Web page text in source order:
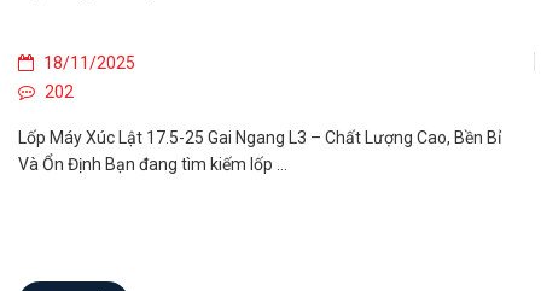
18/11/2025
202
Lốp Máy Xúc Lật 17.5-25 Gai Ngang L3 – Chất Lượng Cao, Bền Bỉ
Và Ổn Định Bạn đang tìm kiếm lốp ...